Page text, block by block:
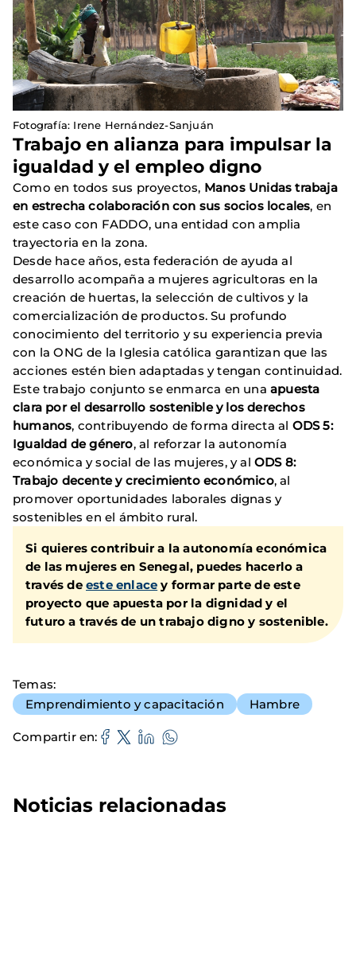
Fotografía: Irene Hernández-Sanjuán
Trabajo en alianza para impulsar la
igualdad y el empleo digno
Como en todos sus proyectos, Manos Unidas trabaja
en estrecha colaboración con sus socios locales, en
este caso con FADDO, una entidad con amplia
trayectoria en la zona.
Desde hace años, esta federación de ayuda al
desarrollo acompaña a mujeres agricultoras en la
creación de huertas, la selección de cultivos y la
comercialización de productos. Su profundo
conocimiento del territorio y su experiencia previa
con la ONG de la Iglesia católica garantizan que las
acciones estén bien adaptadas y tengan continuidad.
Este trabajo conjunto se enmarca en una apuesta
clara por el desarrollo sostenible y los derechos
humanos, contribuyendo de forma directa al ODS 5:
Igualdad de género, al reforzar la autonomía
económica y social de las mujeres, y alODS 8:
Trabajo decente y crecimiento económico, al
promover oportunidades laborales dignas y
sostenibles en el ámbito rural.
Si quieres contribuir a la autonomía económica
de las mujeres en Senegal, puedes hacerlo a
través de este enlace y formar parte de este
proyecto que apuesta por la dignidad y el
futuro a través de un trabajo digno y sostenible.
Temas
Emprendimiento y capacitación
Hambre
Compartir en
Noticias relacionadas